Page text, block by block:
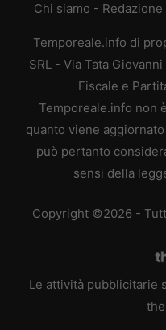
Chi siamo - Redazione
Temporeale.info di
SRL - Via Tata
Fiscale e
Temporeale.info non
quanto viene
può pertanto
sensi della
Copyright ©2026 -
Le attività pubblicitarie